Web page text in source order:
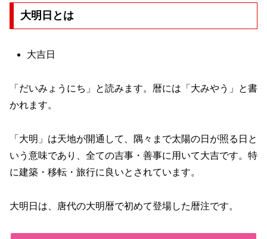
大明日とは
大吉日
「だいみょうにち」と読みます。暦には「大みやう」と書
かれます。
「大明」は天地が開通して、隅々まで太陽の日が照る日と
いう意味であり、全ての吉事・善事に用いて大吉です。特
に建築・移転・旅行に良いとされています。
大明日は、唐代の大明暦で初めて登場した暦注です。